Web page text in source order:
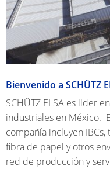
Bienvenido a SCHÜTZ
SCHÜTZ ELSA es lider
industriales en México.
compañía incluyen
fibra de papel y otros
red de producción y